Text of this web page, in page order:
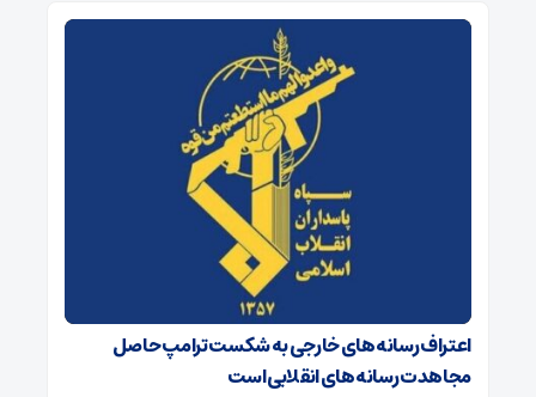
اعتراف رسانه‌های خارجی به شکست ترامپ حاصل
مجاهدت رسانه‌های انقلابی است